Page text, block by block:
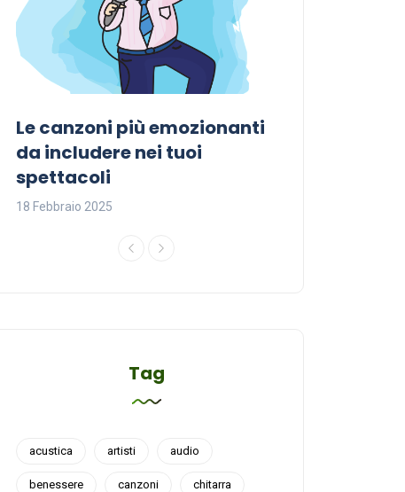
Le canzoni più emozionanti
da includere nei tuoi
spettacoli
18 Febbraio 2025
Tag
acustica artisti audio
benessere canzoni chitarra